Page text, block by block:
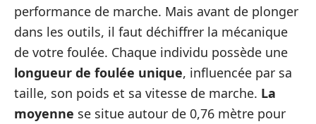
performance de marche. Mais avant de plonger
dans les outils, il faut déchiffrer la mécanique
de votre foulée. Chaque individu possède une
longueur de foulée unique, influencée par sa
taille, son poids et sa vitesse de marche. La
moyenne se situe autour de 0,76 mètre pour